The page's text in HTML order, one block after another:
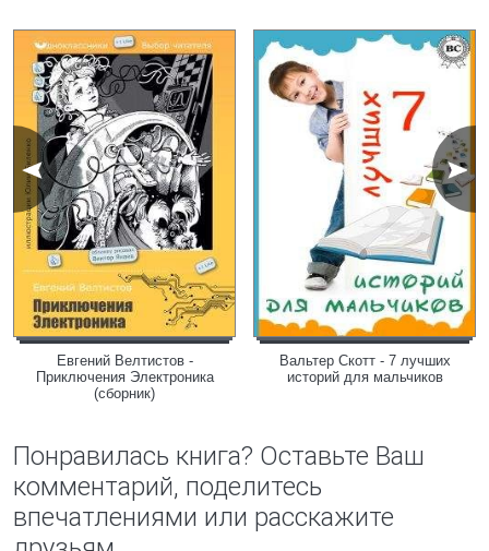
Евгений Велтистов -
Приключения Электроника
(сборник)
Вальтер Скотт - 7 лучших
историй для мальчиков
Понравилась книга? Оставьте Ваш
комментарий, поделитесь
впечатлениями или расскажите